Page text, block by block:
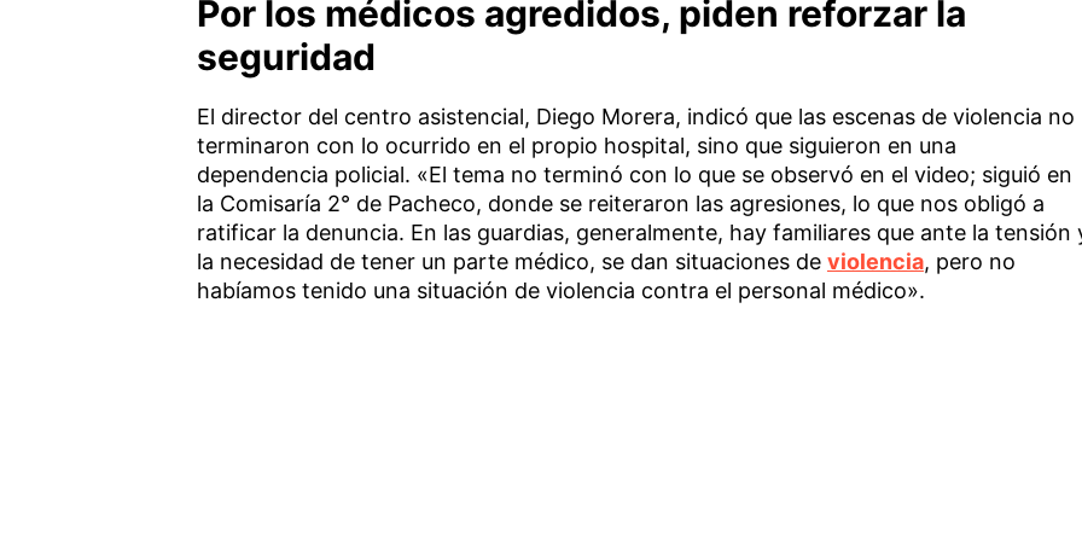
Por los médicos agredidos, piden reforzar la
seguridad
El director del centro asistencial, Diego Morera, indicó que las escenas de violencia no
terminaron con lo ocurrido en el propio hospital, sino que siguieron en una
dependencia policial. «El tema no terminó con lo que se observó en el video; siguió en
la Comisaría 2° de Pacheco, donde se reiteraron las agresiones, lo que nos obligó a
ratificar la denuncia. En las guardias, generalmente, hay familiares que ante la tensión
la necesidad de tener un parte médico, se dan situaciones de violencia, pero no
habíamos tenido una situación de violencia contra el personal médico».